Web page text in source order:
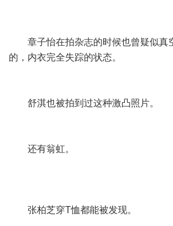
章子怡在拍杂志的时候也曾疑似真
的，内衣完全失踪的状态。
舒淇也被拍到过这种激凸照片。
还有翁虹。
张柏芝穿T恤都能被发现。